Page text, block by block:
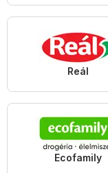
Reál
Ecofamily